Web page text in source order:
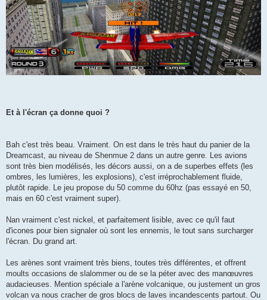
Et à l'écran ça donne quoi ?
Bah c'est très beau. Vraiment. On est dans le très haut du panier de la
Dreamcast, au niveau de Shenmue 2 dans un autre genre. Les avions
sont très bien modélisés, les décors aussi, on a de superbes effets (les
ombres, les lumières, les explosions), c'est irréprochablement fluide,
plutôt rapide. Le jeu propose du 50 comme du 60hz (pas essayé en 50,
mais en 60 c'est vraiment super).
Nan vraiment c'est nickel, et parfaitement lisible, avec ce qu'il faut
d'icones pour bien signaler où sont les ennemis, le tout sans surcharger
l'écran. Du grand art.
Les arènes sont vraiment très biens, toutes très différentes, et offrent
moults occasions de slalommer ou de se la péter avec des manœuvres
audacieuses. Mention spéciale a l'arène volcanique, ou justement un gros
volcan va nous cracher de gros blocs de laves incandescents partout. Ou